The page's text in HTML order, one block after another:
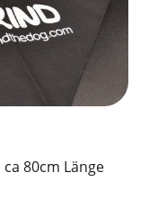
80cm Länge